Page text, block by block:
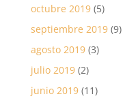
octubre 2019(5)
septiembre 2019(9)
agosto 2019(3)
julio 2019(2)
junio 2019(11)